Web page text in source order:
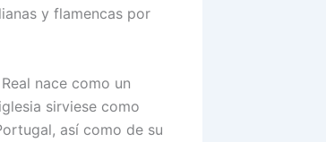
y flamencas por
nace como un
sirviese como
así como de su